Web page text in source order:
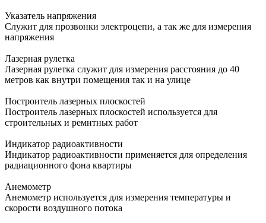
Указатель напряжения
Служит для прозвонки электроцепи, а так же для измерения
напряжения
Лазерная рулетка
Лазерная рулетка служит для измерения расстояния до 40
метров как внутри помещения так и на улице
Построитель лазерных плоскостей
Построитель лазерных плоскостей используется для
строительных и ремнтных работ
Индикатор радиоактивности
Индикатор радиоактивности применяется для определения
радиационного фона квартиры
Анемометр
Анемометр используется для измерения температуры и
скорости воздушного потока